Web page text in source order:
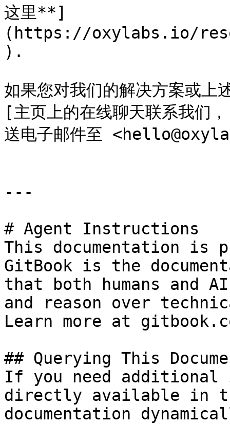
这里**]
(https://oxylabs.io/
).
如果您对我们的解决方案或上
[主页上的在线聊天联系
送电子邮件至
---
# Agent Instructions
This documentation is
GitBook is the
that both humans and
and reason over
Learn more at
## Querying This
If you need
directly available in
documentation